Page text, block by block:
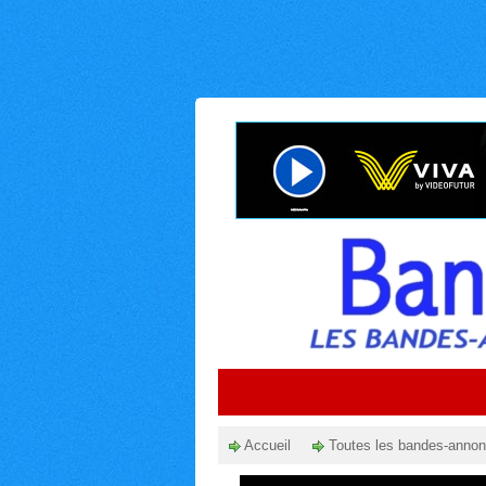
Accueil Toutes les bandes-